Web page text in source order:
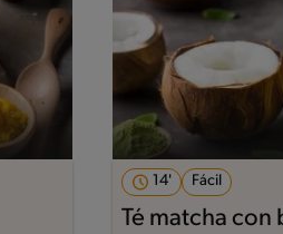
14' Fácil
Té matcha